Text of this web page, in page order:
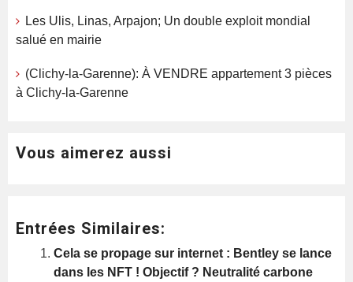
Les Ulis, Linas, Arpajon; Un double exploit mondial
salué en mairie
(Clichy-la-Garenne): À VENDRE appartement 3 pièces
à Clichy-la-Garenne
Vous aimerez aussi
Entrées Similaires:
Cela se propage sur internet : Bentley se lance
dans les NFT ! Objectif ? Neutralité carbone